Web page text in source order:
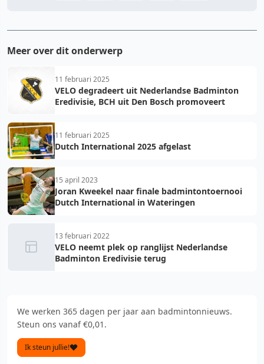
Meer over dit onderwerp
11 februari 2025
VELO degradeert uit Nederlandse Badminton
Eredivisie, BCH uit Den Bosch promoveert
11 februari 2025
Dutch International 2025 afgelast
15 april 2023
Joran Kweekel naar finale badmintontoernooi
Dutch International in Wateringen
13 februari 2022
VELO neemt plek op ranglijst Nederlandse
Badminton Eredivisie terug
We werken 365 dagen per jaar aan badmintonnieuws.
Steun ons vanaf €0,01.
Ik steun jullie!